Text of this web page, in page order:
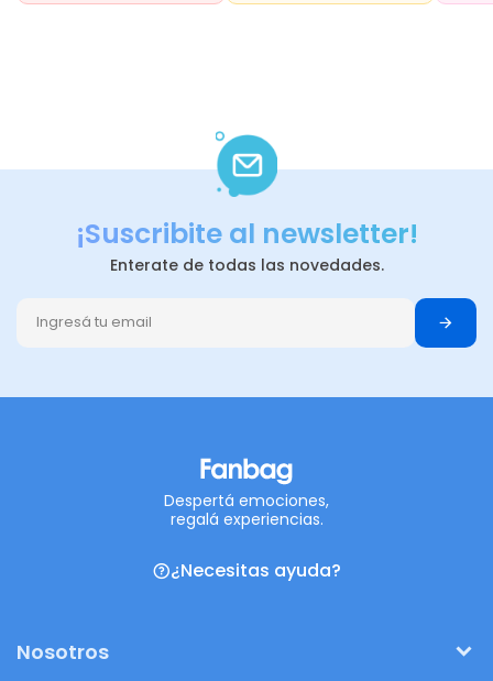
¡Suscribite al newsletter!
Enterate de todas las novedades.
Despertá emociones,
regalá experiencias.
¿Necesitas ayuda?
Nosotros